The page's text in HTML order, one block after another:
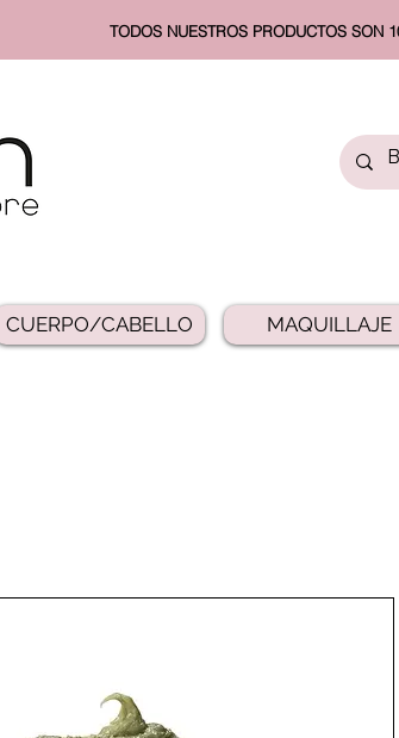
TODOS NUESTROS PRODUCTOS SON
CUERPO/CABELLO MAQUILLAJE